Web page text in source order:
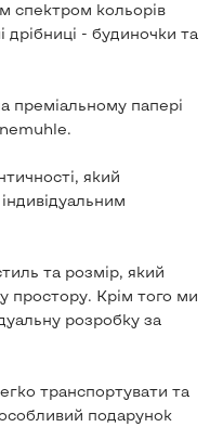
спектром кольорів
дрібниці - будиночки та
преміальному папері
який
та розмір, який
простору. Крім того ми
розробку за
транспортувати та
подарунок